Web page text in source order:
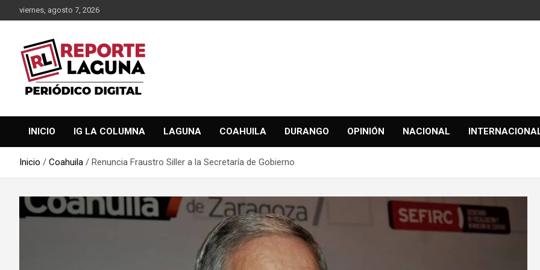
al
viernes, agosto 7, 2026
Reporte Laguna
INICIO IG LA COLUMNA LAGUNA COAHUILA DURANGO OPINIÓN NACIONAL
Inicio Coahuila Renuncia Fraustro Siller a la Secretaría de Gobierno